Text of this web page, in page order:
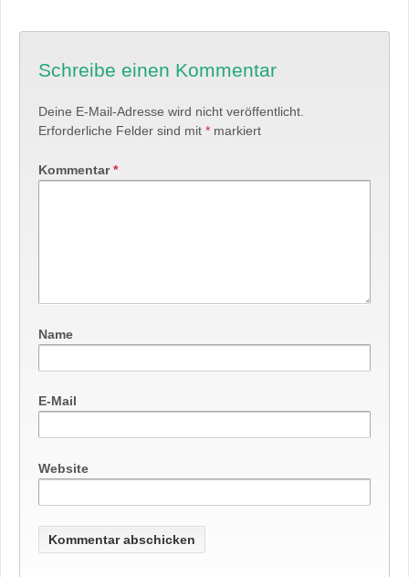
Schreibe einen Kommentar
Deine E-Mail-Adresse wird nicht veröffentlicht.
Erforderliche Felder sind mit * markiert
Kommentar*
Name
E-Mail
Website